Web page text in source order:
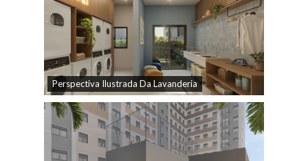
Perspectiva Ilustrada Da Lavanderia